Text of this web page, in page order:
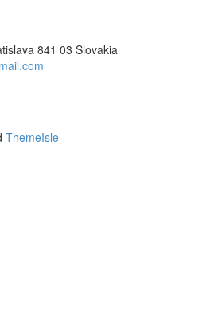
841 03 Slovakia
ThemeIsle